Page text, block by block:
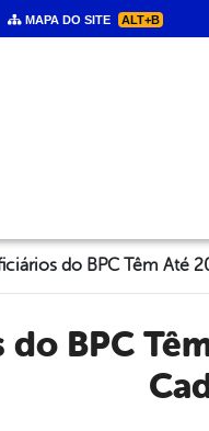
MAPA DO SITE ALT+B